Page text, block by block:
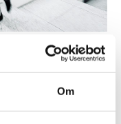
Om
til å lede